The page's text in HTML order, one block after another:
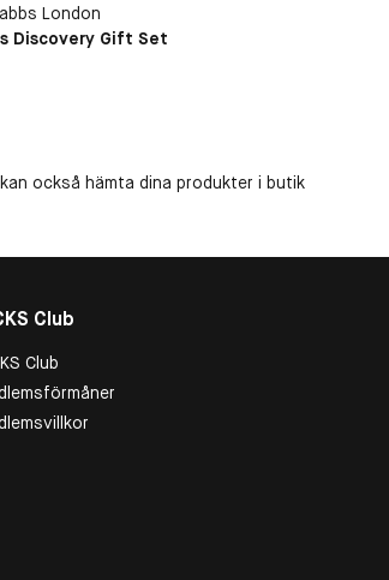
London
Discovery Gift Set
också hämta dina produkter i butik
Club
Club